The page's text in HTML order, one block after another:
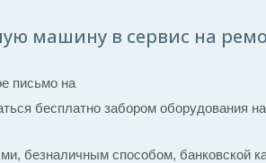
машину в сервис на
письмо на
бесплатно забором оборудования
безналичным способом, банковской